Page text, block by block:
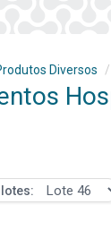
Diversos